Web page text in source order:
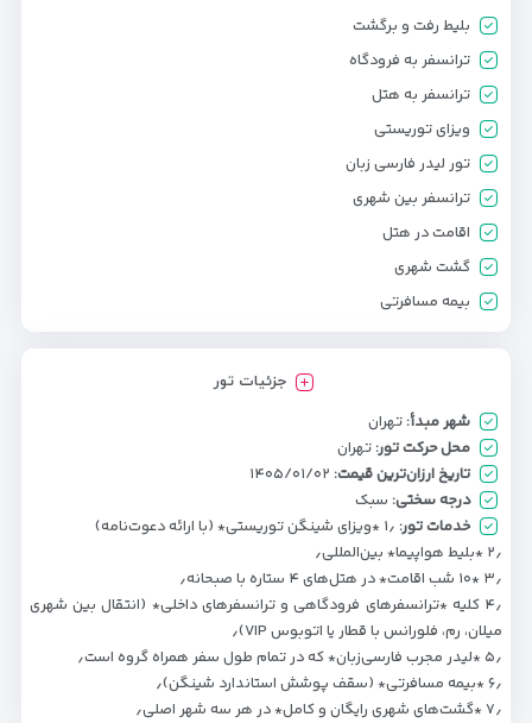
بلیط رفت و برگشت
ترانسفر به فرودگاه
ترانسفر به هتل
ویزای توریستی
تور لیدر فارسی زبان
ترانسفر بین شهری
اقامت در هتل
گشت شهری
بیمه مسافرتی
جزئیات تور
شهر مبدأ: تهران
محل حرکت تور: تهران
تاریخ ارزان‌ترین قیمت: ۱۴۰۵/۰۱/۰۲
درجه سختی: سبک
خدمات تور: ۱٫ *ویزای شینگن توریستی* (با ارائه دعوت‌نامه)
۲٫ *بلیط هواپیما* بین‌المللی٫
۳٫ *۱۰ شب اقامت* در هتل‌های ۴ ستاره با صبحانه٫
۴٫ کلیه *ترانسفرهای فرودگاهی و ترانسفرهای داخلی* (انتقال بین شهری
میلان، رم، فلورانس با قطار یا اتوبوس VIP)٫
۵٫ *لیدر مجرب فارسی‌زبان* که در تمام طول سفر همراه گروه است٫
۶٫ *بیمه مسافرتی* (سقف پوشش استاندارد شینگن)٫
۷٫ *گشت‌های شهری رایگان و کامل* در هر سه شهر اصلی٫